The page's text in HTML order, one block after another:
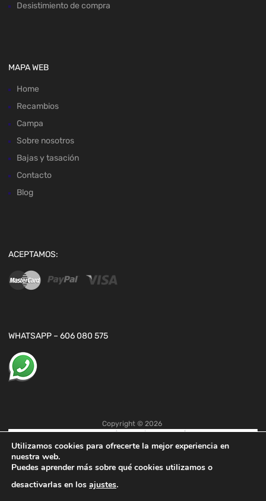
Desistimiento de compra
MAPA WEB
Home
Recambios
Campa
Sobre nosotros
Bajas y tasación
Contacto
Blog
ACEPTAMOS:
WHATSAPP – 606 080 575
Copyright © 2026
Utilizamos cookies para ofrecerte la mejor experiencia en
nuestra web.
Puedes aprender más sobre qué cookies utilizamos o
desactivarlas en los ajustes.